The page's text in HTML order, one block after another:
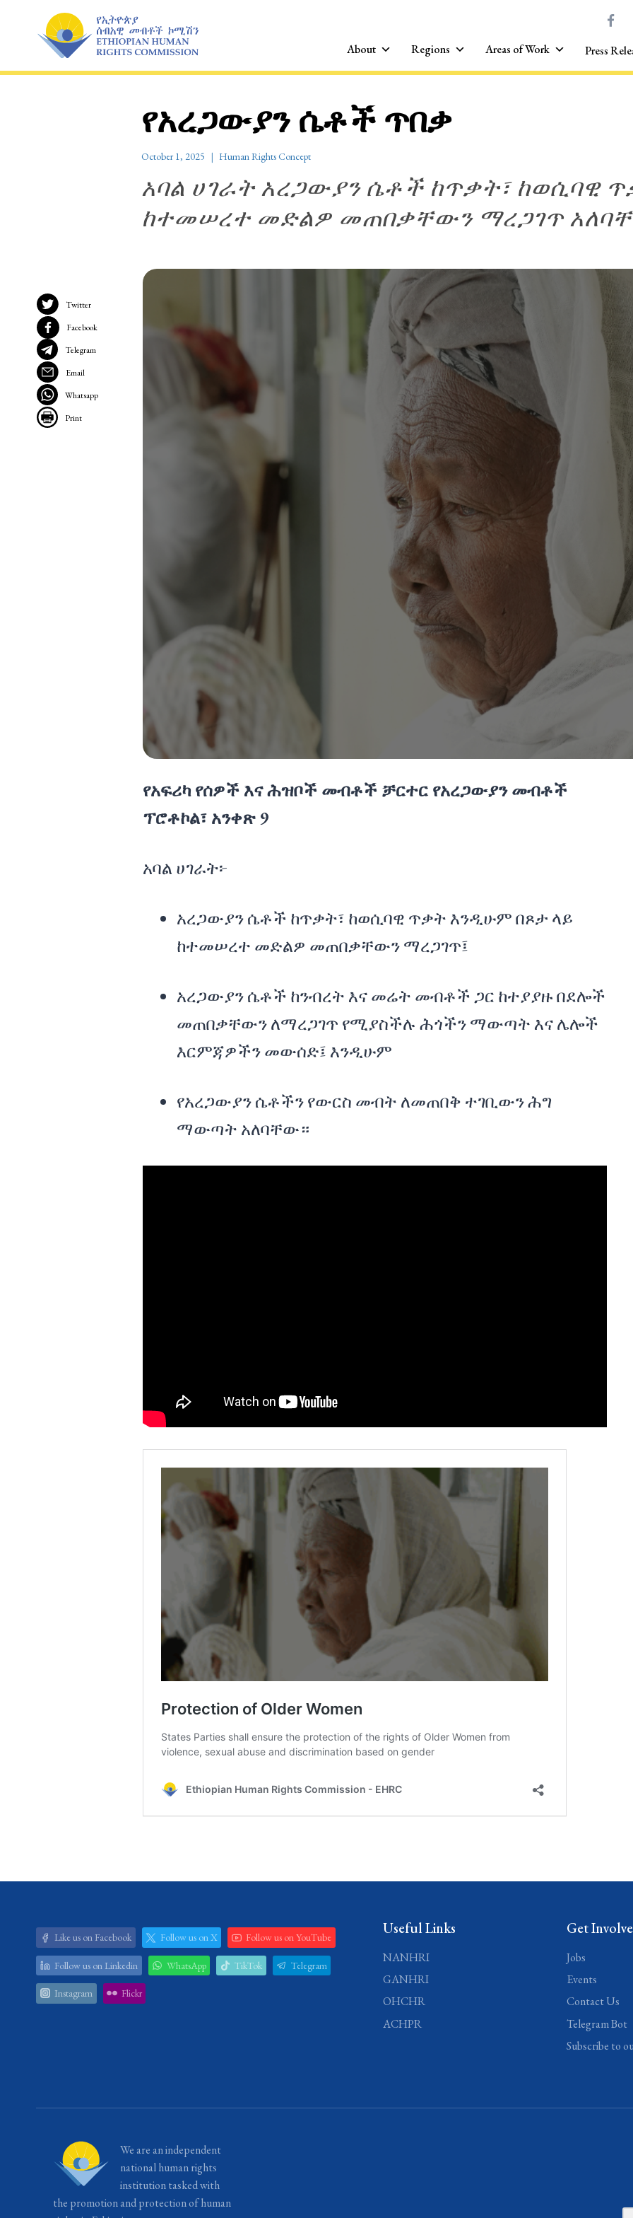
content
About Regions Areas of Work Press
የአረጋውያን ሴቶች ጥበቃ
October 1, 2025 Human Rights Concept
አባል ሀገራት አረጋውያን ሴቶች ከጥቃት፣ ከወሲባዊ
ከተመሠረተ መድልዎ መጠበቃቸውን ማረጋገጥ
Twitter
Facebook
Telegram
Email
Whatsapp
Print
የአፍሪካ የሰዎች እና ሕዝቦች መብቶች ቻርተር የአረጋውያን መብቶች
ፕሮቶኮል፣ አንቀጽ 9
አባል ሀገራት፦
አረጋውያን ሴቶች ከጥቃት፣ ከወሲባዊ ጥቃት እንዲሁም በጾታ ላይ
ከተመሠረተ መድልዎ መጠበቃቸውን ማረጋገጥ፤
አረጋውያን ሴቶች ከንብረት እና መሬት መብቶች ጋር ከተያያዙ በደሎች
መጠበቃቸውን ለማረጋገጥ የሚያስችሉ ሕጎችን ማውጣት እና ሌሎች
እርምጃዎችን መውሰድ፤ እንዲሁም
የአረጋውያን ሴቶችን የውርስ መብት ለመጠበቅ ተገቢውን ሕግ
ማውጣት አለባቸው።
Like us on Facebook Follow us on X Follow us on YouTube
Follow us on Linkedin WhatsApp TikTok Telegram
Instagram Flickr
Useful Links
NANHRI
GANHRI
OHCHR
ACHPR
Get
Jobs
Events
Contact Us
Telegram Bot
Subscribe to
We are an independent
national human rights
institution tasked with
the promotion and protection of human